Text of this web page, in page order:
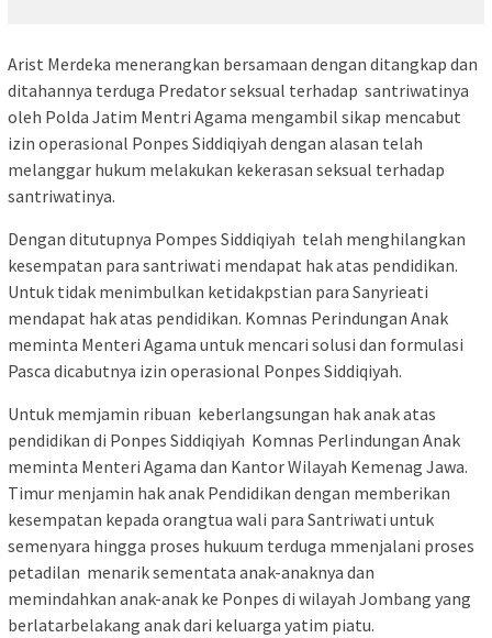
Arist Merdeka menerangkan bersamaan dengan ditangkap dan
ditahannya terduga Predator seksual terhadap santriwatinya
oleh Polda Jatim Mentri Agama mengambil sikap mencabut
izin operasional Ponpes Siddiqiyah dengan alasan telah
melanggar hukum melakukan kekerasan seksual terhadap
santriwatinya.
Dengan ditutupnya Pompes Siddiqiyah telah menghilangkan
kesempatan para santriwati mendapat hak atas pendidikan.
Untuk tidak menimbulkan ketidakpstian para Sanyrieati
mendapat hak atas pendidikan. Komnas Perindungan Anak
meminta Menteri Agama untuk mencari solusi dan formulasi
Pasca dicabutnya izin operasional Ponpes Siddiqiyah.
Untuk memjamin ribuan keberlangsungan hak anak atas
pendidikan di Ponpes Siddiqiyah Komnas Perlindungan Anak
meminta Menteri Agama dan Kantor Wilayah Kemenag Jawa.
Timur menjamin hak anak Pendidikan dengan memberikan
kesempatan kepada orangtua wali para Santriwati untuk
semenyara hingga proses hukuum terduga mmenjalani proses
petadilan menarik sementata anak-anaknya dan
memindahkan anak-anak ke Ponpes di wilayah Jombang yang
berlatarbelakang anak dari keluarga yatim piatu.